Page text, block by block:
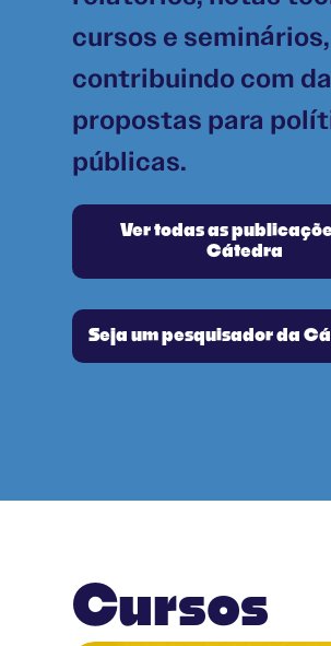
cursos e seminários,
contribuindo com
propostas para
públicas.
Ver todas as
Cátedra
Seja um pesquisador da
Cursos